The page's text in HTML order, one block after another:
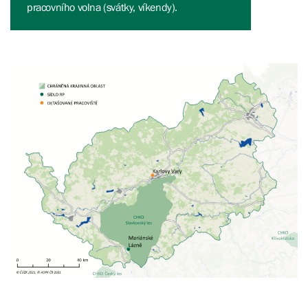
pracovního volna (svátky, víkendy).